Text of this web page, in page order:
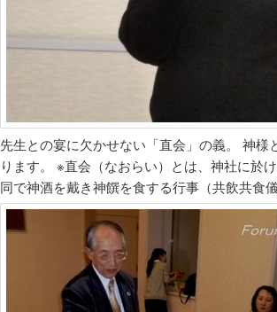
先生との宴に欠かせない「直会」の義。 神
ります。 ※直会（なおらい）とは、神社に於
同で神酒を戴き神饌を食する行事（共飲共食儀